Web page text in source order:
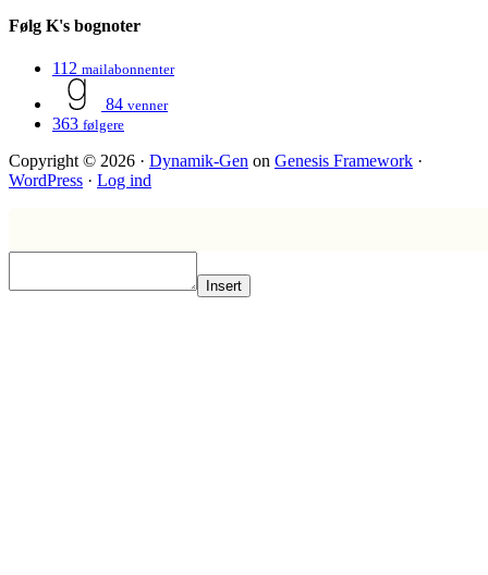
Følg K's bognoter
112 mailabonnenter
84 venner
363 følgere
Copyright © 2026 · Dynamik-Gen on Genesis Framework ·
WordPress · Log ind
Insert